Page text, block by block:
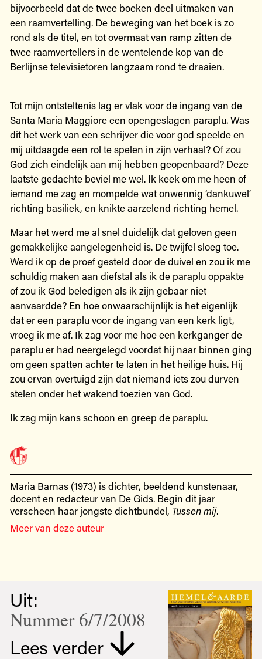
bijvoorbeeld dat de twee boeken deel uitmaken van
een raamvertelling. De beweging van het boek is zo
rond als de titel, en tot overmaat van ramp zitten de
twee raamvertellers in de wentelende kop van de
Berlijnse televisietoren langzaam rond te draaien.
Tot mijn ontsteltenis lag er vlak voor de ingang van de
Santa Maria Maggiore een opengeslagen paraplu. Was
dit het werk van een schrijver die voor god speelde en
mij uitdaagde een rol te spelen in zijn verhaal? Of zou
God zich eindelijk aan mij hebben geopenbaard? Deze
laatste gedachte beviel me wel. Ik keek om me heen of
iemand me zag en mompelde wat onwennig ‘dankuwel’
richting basiliek, en knikte aarzelend richting hemel.
Maar het werd me al snel duidelijk dat geloven geen
gemakkelijke aangelegenheid is. De twijfel sloeg toe.
Werd ik op de proef gesteld door de duivel en zou ik me
schuldig maken aan diefstal als ik de paraplu oppakte
of zou ik God beledigen als ik zijn gebaar niet
aanvaardde? En hoe onwaarschijnlijk is het eigenlijk
dat er een paraplu voor de ingang van een kerk ligt,
vroeg ik me af. Ik zag voor me hoe een kerkganger de
paraplu er had neergelegd voordat hij naar binnen ging
om geen spatten achter te laten in het heilige huis. Hij
zou ervan overtuigd zijn dat niemand iets zou durven
stelen onder het wakend toezien van God.
Ik zag mijn kans schoon en greep de paraplu.
Maria Barnas (1973) is dichter, beeldend kunstenaar,
docent en redacteur van De Gids. Begin dit jaar
verscheen haar jongste dichtbundel, Tussen mij.
Meer van deze auteur
Uit:
Nummer 6/7/2008
Lees verder